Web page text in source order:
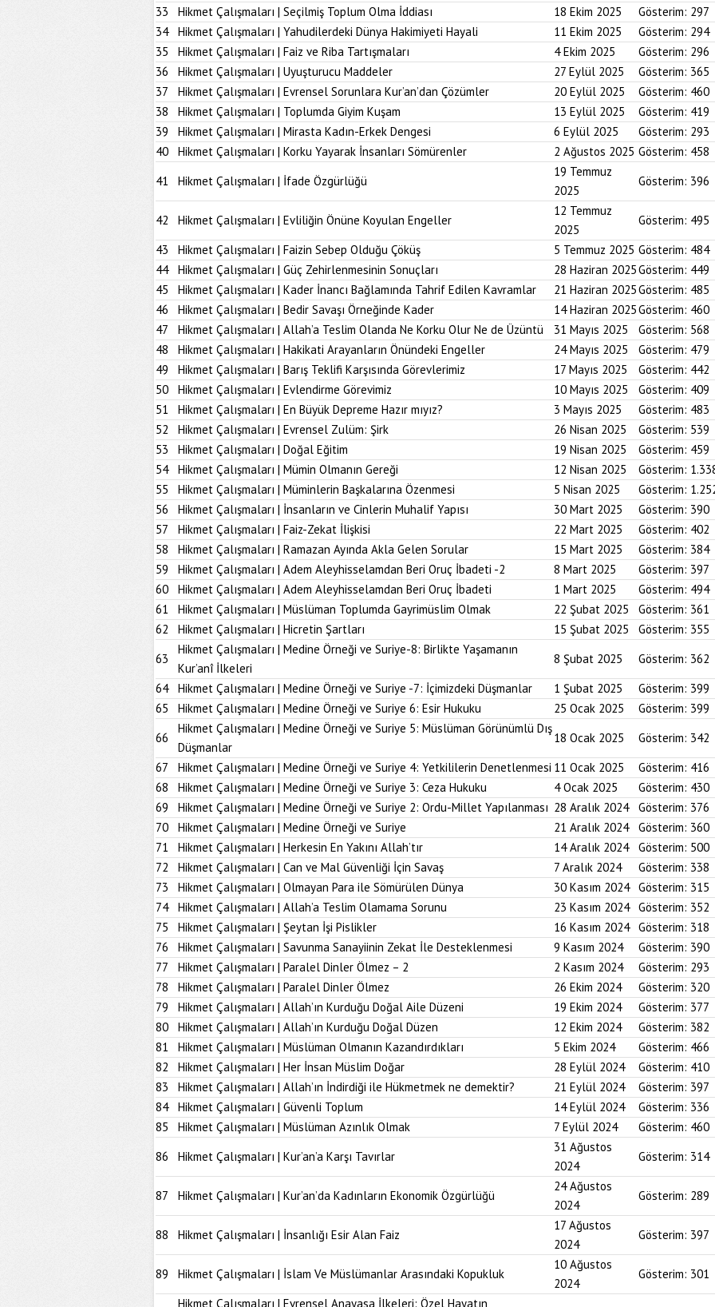
33
Hikmet Çalışmaları | Seçilmiş Toplum Olma İddiası 18 Ekim 2025 Gösterim: 297
34
Hikmet Çalışmaları | Yahudilerdeki Dünya Hakimiyeti Hayali 11 Ekim 2025 Gösterim: 294
35
Hikmet Çalışmaları | Faiz ve Riba Tartışmaları 4 Ekim 2025 Gösterim: 296
36
Hikmet Çalışmaları | Uyuşturucu Maddeler 27 Eylül 2025 Gösterim: 365
37
Hikmet Çalışmaları | Evrensel Sorunlara Kur’an’dan Çözümler 20 Eylül 2025 Gösterim: 460
38
Hikmet Çalışmaları | Toplumda Giyim Kuşam 13 Eylül 2025 Gösterim: 419
39
Hikmet Çalışmaları | Mirasta Kadın-Erkek Dengesi 6 Eylül 2025 Gösterim: 293
40
Hikmet Çalışmaları | Korku Yayarak İnsanları Sömürenler 2 Ağustos 2025 Gösterim: 458
41
Hikmet Çalışmaları | İfade Özgürlüğü
19 Temmuz
2025
Gösterim: 396
42 Hikmet Çalışmaları | Evliliğin Önüne Koyulan Engeller
12 Temmuz
2025
Gösterim: 495
43
Hikmet Çalışmaları | Faizin Sebep Olduğu Çöküş 5 Temmuz 2025 Gösterim: 484
44
Hikmet Çalışmaları | Güç Zehirlenmesinin Sonuçları 28 Haziran 2025Gösterim: 449
45
Hikmet Çalışmaları | Kader İnancı Bağlamında Tahrif Edilen Kavramlar 21 Haziran 2025Gösterim: 485
46
Hikmet Çalışmaları | Bedir Savaşı Örneğinde Kader 14 Haziran 2025Gösterim: 460
47
Hikmet Çalışmaları | Allah’a Teslim Olanda Ne Korku Olur Ne de Üzüntü 31 Mayıs 2025 Gösterim: 568
48
Hikmet Çalışmaları | Hakikati Arayanların Önündeki Engeller 24 Mayıs 2025 Gösterim: 479
49
Hikmet Çalışmaları | Barış Teklifi Karşısında Görevlerimiz 17 Mayıs 2025 Gösterim: 442
50
Hikmet Çalışmaları | Evlendirme Görevimiz 10 Mayıs 2025 Gösterim: 409
51
Hikmet Çalışmaları | En Büyük Depreme Hazır mıyız? 3 Mayıs 2025 Gösterim: 483
52
Hikmet Çalışmaları | Evrensel Zulüm: Şirk 26 Nisan 2025 Gösterim: 539
53
Hikmet Çalışmaları | Doğal Eğitim 19 Nisan 2025 Gösterim: 459
54
Hikmet Çalışmaları | Mümin Olmanın Gereği 12 Nisan 2025 Gösterim:
55
Hikmet Çalışmaları | Müminlerin Başkalarına Özenmesi 5 Nisan 2025 Gösterim:
56
Hikmet Çalışmaları | İnsanların ve Cinlerin Muhalif Yapısı 30 Mart 2025 Gösterim: 390
57
Hikmet Çalışmaları | Faiz-Zekat İlişkisi 22 Mart 2025 Gösterim: 402
58
Hikmet Çalışmaları | Ramazan Ayında Akla Gelen Sorular 15 Mart 2025 Gösterim: 384
59
Hikmet Çalışmaları | Adem Aleyhisselamdan Beri Oruç İbadeti -2 8 Mart 2025 Gösterim: 397
60
Hikmet Çalışmaları | Adem Aleyhisselamdan Beri Oruç İbadeti 1 Mart 2025 Gösterim: 494
61
Hikmet Çalışmaları | Müslüman Toplumda Gayrimüslim Olmak 22 Şubat 2025 Gösterim: 361
62
Hikmet Çalışmaları | Hicretin Şartları 15 Şubat 2025 Gösterim: 355
63
Hikmet Çalışmaları | Medine Örneği ve Suriye-8: Birlikte Yaşamanın
Kur’anî İlkeleri
8 Şubat 2025 Gösterim: 362
64
Hikmet Çalışmaları | Medine Örneği ve Suriye -7: İçimizdeki Düşmanlar 1 Şubat 2025 Gösterim: 399
65
Hikmet Çalışmaları | Medine Örneği ve Suriye 6: Esir Hukuku 25 Ocak 2025 Gösterim: 399
66
Hikmet Çalışmaları | Medine Örneği ve Suriye 5: Müslüman Görünümlü Dış
Düşmanlar
18 Ocak 2025 Gösterim: 342
67
Hikmet Çalışmaları | Medine Örneği ve Suriye 4: Yetkililerin Denetlenmesi 11 Ocak 2025 Gösterim: 416
68
Hikmet Çalışmaları | Medine Örneği ve Suriye 3: Ceza Hukuku 4 Ocak 2025 Gösterim: 430
69
Hikmet Çalışmaları | Medine Örneği ve Suriye 2: Ordu-Millet Yapılanması 28 Aralık 2024 Gösterim: 376
70
Hikmet Çalışmaları | Medine Örneği ve Suriye 21 Aralık 2024 Gösterim: 360
71
Hikmet Çalışmaları | Herkesin En Yakını Allah’tır 14 Aralık 2024 Gösterim: 500
72
Hikmet Çalışmaları | Can ve Mal Güvenliği İçin Savaş 7 Aralık 2024 Gösterim: 338
73
Hikmet Çalışmaları | Olmayan Para ile Sömürülen Dünya 30 Kasım 2024 Gösterim: 315
74
Hikmet Çalışmaları | Allah’a Teslim Olamama Sorunu 23 Kasım 2024 Gösterim: 352
75
Hikmet Çalışmaları | Şeytan İşi Pislikler 16 Kasım 2024 Gösterim: 318
76
Hikmet Çalışmaları | Savunma Sanayiinin Zekat İle Desteklenmesi 9 Kasım 2024 Gösterim: 390
77
Hikmet Çalışmaları | Paralel Dinler Ölmez – 2 2 Kasım 2024 Gösterim: 293
78
Hikmet Çalışmaları | Paralel Dinler Ölmez 26 Ekim 2024 Gösterim: 320
79
Hikmet Çalışmaları | Allah’ın Kurduğu Doğal Aile Düzeni 19 Ekim 2024 Gösterim: 377
80
Hikmet Çalışmaları | Allah’ın Kurduğu Doğal Düzen 12 Ekim 2024 Gösterim: 382
81
Hikmet Çalışmaları | Müslüman Olmanın Kazandırdıkları 5 Ekim 2024 Gösterim: 466
82
Hikmet Çalışmaları | Her İnsan Müslim Doğar 28 Eylül 2024 Gösterim: 410
83
Hikmet Çalışmaları | Allah’ın İndirdiği ile Hükmetmek ne demektir? 21 Eylül 2024 Gösterim: 397
84
Hikmet Çalışmaları | Güvenli Toplum 14 Eylül 2024 Gösterim: 336
85
Hikmet Çalışmaları | Müslüman Azınlık Olmak 7 Eylül 2024 Gösterim: 460
86
Hikmet Çalışmaları | Kur’an’a Karşı Tavırlar
31 Ağustos
2024
Gösterim: 314
87 Hikmet Çalışmaları | Kur’an’da Kadınların Ekonomik Özgürlüğü
24 Ağustos
2024
Gösterim: 289
88 Hikmet Çalışmaları | İnsanlığı Esir Alan Faiz
17 Ağustos
2024
Gösterim: 397
89 Hikmet Çalışmaları | İslam Ve Müslümanlar Arasındaki Kopukluk
10 Ağustos
2024
Gösterim: 301
Hikmet Çalışmaları | Evrensel Anayasa İlkeleri: Özel Hayatın